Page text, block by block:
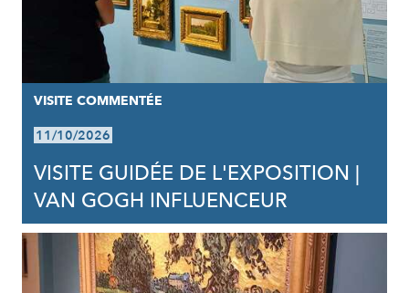
VISITE COMMENTÉE
11/10/2026
VISITE GUIDÉE DE L'EXPOSITION |
VAN GOGH INFLUENCEUR